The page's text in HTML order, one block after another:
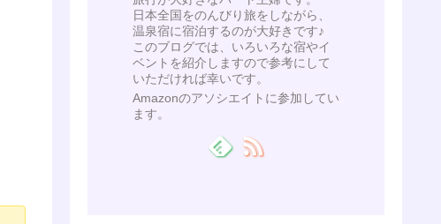
日本全国をのんびり旅をしながら、
温泉宿に宿泊するのが大好きです♪
このブログでは、いろいろな宿やイ
ベントを紹介しますので参考にして
いただければ幸いです。
Amazonのアソシエイトに参加してい
ます。